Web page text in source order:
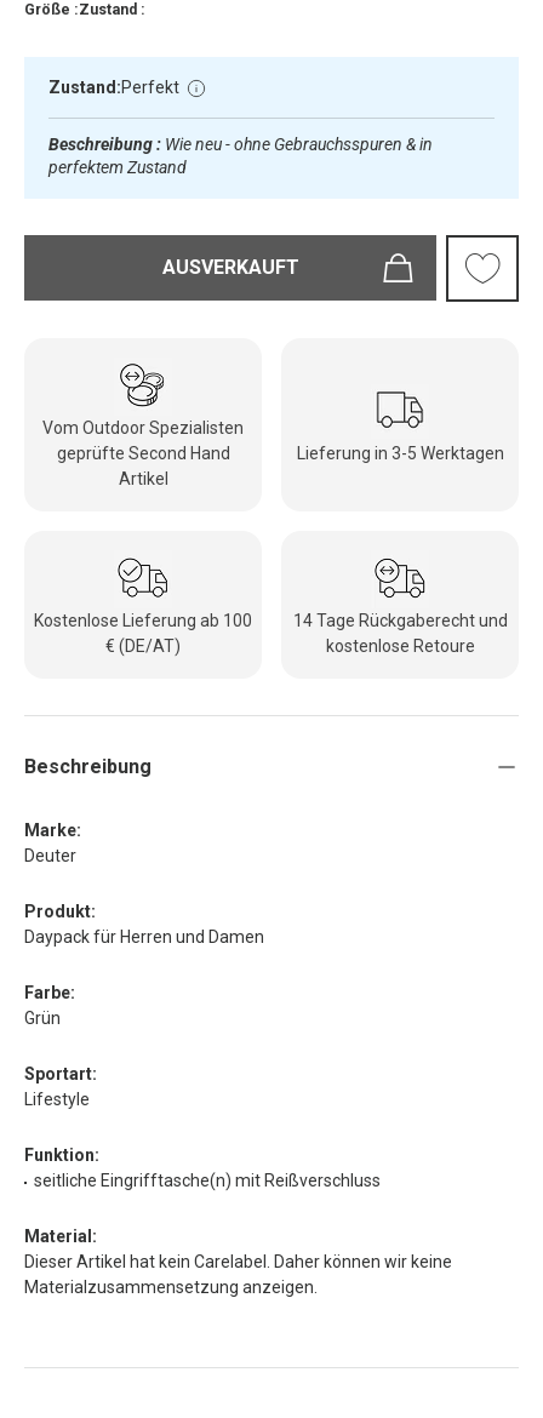
Größe :Zustand :
Zustand:Perfekt
Beschreibung : Wie neu - ohne Gebrauchsspuren & in
perfektem Zustand
AUSVERKAUFT
Vom Outdoor Spezialisten
geprüfte Second Hand
Artikel
Lieferung in 3-5 Werktagen
Kostenlose Lieferung ab 100
€ (DE/AT)
14 Tage Rückgaberecht und
kostenlose Retoure
Beschreibung
Marke:
Deuter
Produkt:
Daypack für Herren und Damen
Farbe:
Grün
Sportart:
Lifestyle
Funktion:
seitliche Eingrifftasche(n) mit Reißverschluss
Material:
Dieser Artikel hat kein Carelabel. Daher können wir keine
Materialzusammensetzung anzeigen.